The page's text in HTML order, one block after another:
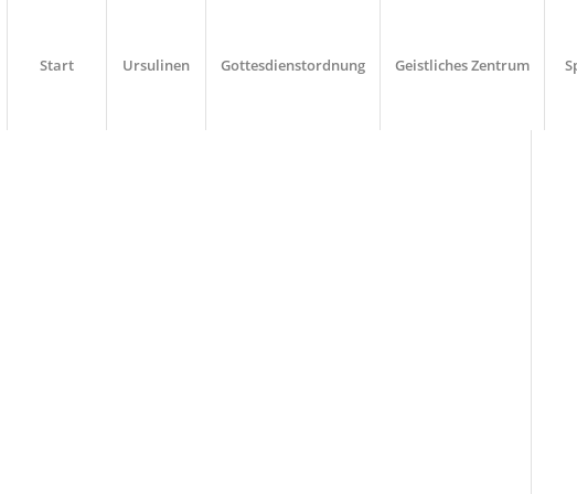
Start Ursulinen Gottesdienstordnung Geistliches Zentrum